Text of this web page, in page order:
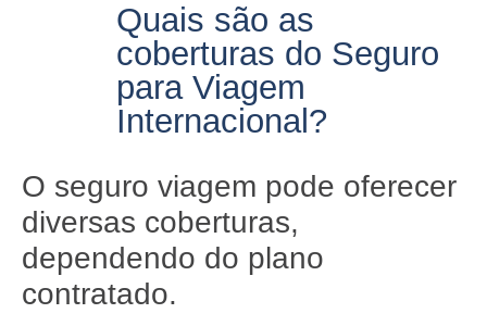
Quais são as
coberturas do Seguro
para Viagem
Internacional?
O seguro viagem pode oferecer
diversas coberturas,
dependendo do plano
contratado.